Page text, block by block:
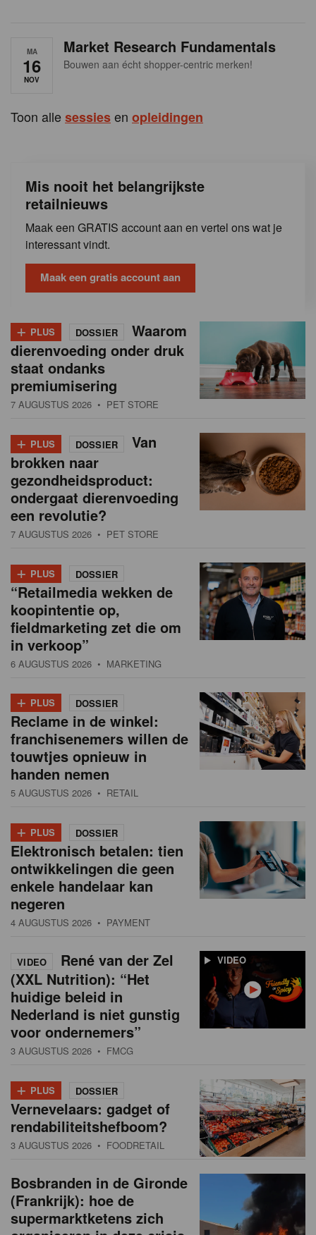
MA
16
NOV
Market Research Fundamentals
Bouwen aan écht shopper-centric merken!
Toon allesessiesen opleidingen
Mis nooit het belangrijkste
retailnieuws
Maak een GRATIS account aan en vertel ons wat je
interessant vindt.
Maak een gratis account aan
+ PLUS DOSSIER
Waarom
dierenvoeding onder druk
staat ondanks
premiumisering
7 AUGUSTUS 2026 • PET STORE
+ PLUS DOSSIER
Van
brokken naar
gezondheidsproduct:
ondergaat dierenvoeding
een revolutie?
7 AUGUSTUS 2026 • PET STORE
+ PLUS DOSSIER
“Retailmedia wekken de
koopintentie op,
fieldmarketing zet die om
in verkoop”
6 AUGUSTUS 2026 • MARKETING
+ PLUS DOSSIER
Reclame in de winkel:
franchisenemers willen de
touwtjes opnieuw in
handen nemen
5 AUGUSTUS 2026 • RETAIL
+ PLUS DOSSIER
Elektronisch betalen: tien
ontwikkelingen die geen
enkele handelaar kan
negeren
4 AUGUSTUS 2026 • PAYMENT
VIDEO
VIDEO
René van der Zel
(XXL Nutrition): “Het
huidige beleid in
Nederland is niet gunstig
voor ondernemers”
3 AUGUSTUS 2026 • FMCG
+ PLUS DOSSIER
Vernevelaars: gadget of
rendabiliteitshefboom?
3 AUGUSTUS 2026 • FOODRETAIL
Bosbranden in de Gironde
(Frankrijk): hoe de
supermarktketens zich